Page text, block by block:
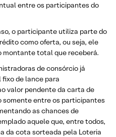
entre os participantes do
o participante utiliza parte do
como oferta, ou seja, ele
montante total que receberá.
de consórcio já
de lance para
valor pendente da carta de
somente entre os participantes
as chances de
aquele que, entre todos,
da cota sorteada pela Loteria